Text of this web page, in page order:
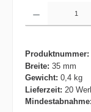
Produktnummer:
Breite: 35 mm
Gewicht: 0,4 kg
Lieferzeit: 20
Mindestabnahme: